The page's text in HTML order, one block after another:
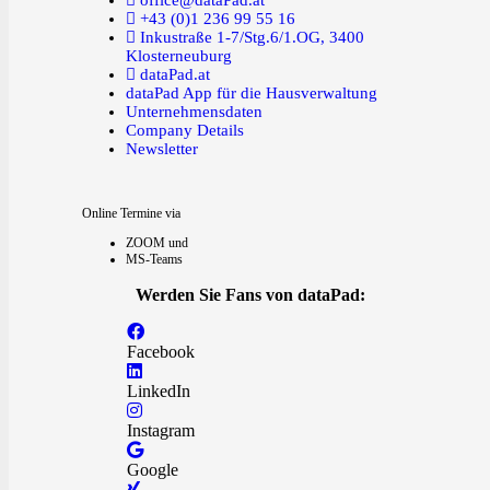
+43 (0)1 236 99 55 16
Inkustraße 1-7/Stg.6/1.OG, 3400
Klosterneuburg
dataPad.at
dataPad App für die Hausverwaltung
Unternehmensdaten
Company Details
Newsletter
Online Termine via
ZOOM und
MS-Teams
Werden Sie Fans von dataPad:
Facebook
LinkedIn
Instagram
Google